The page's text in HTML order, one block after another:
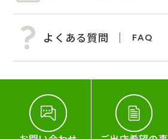
よくある質問 FAQ